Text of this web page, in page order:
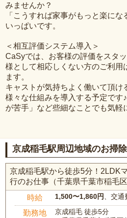
みませんか？
「こうすれば家事がもっと楽に
いっぱいです。
＜相互評価システム導入＞
CaSyでは、お客様の評価をスタ
様として相応しくない方のご利用
ます。
キャストが気持ちよく働いて頂け
様々な仕組みを導入する予定です
が苦手」など些細なことでも気軽
京成稲毛駅周辺地域のお掃
京成稲毛駅から徒歩5分！2LDK
行のお仕事（千葉県千葉市稲毛区
時給 1,500〜1,860円、交通
勤務地
京成稲毛 徒歩5分